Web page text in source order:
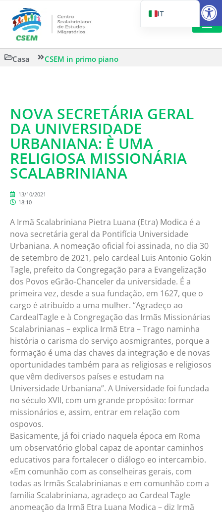
Casa CSEM in primo piano
NOVA SECRETÁRIA GERAL
DA UNIVERSIDADE
URBANIANA: È UMA
RELIGIOSA MISSIONÁRIA
SCALABRINIANA
13/10/2021
18:10
A Irmã Scalabriniana Pietra Luana (Etra) Modica é a
nova secretária geral da Pontifícia Universidade
Urbaniana. A nomeação oficial foi assinada, no dia 30
de setembro de 2021, pelo cardeal Luis Antonio Gokin
Tagle, prefeito da Congregação para a Evangelização
dos Povos eGrão-Chanceler da universidade. É a
primeira vez, desde a sua fundação, em 1627, que o
cargo é atribuído a uma mulher. “Agradeço ao
CardealTagle e à Congregação das Irmãs Missionárias
Scalabrinianas – explica Irmã Etra – Trago naminha
história o carisma do serviço aosmigrantes, porque a
formação é uma das chaves da integração e de novas
oportunidades também para as religiosas e religiosos
que vêm dediversos países e estudam na
Universidade Urbaniana”. A Universidade foi fundada
no século XVII, com um grande propósito: formar
missionários e, assim, entrar em relação com
ospovos.
Basicamente, já foi criado naquela época em Roma
um observatório global capaz de apontar caminhos
educativos para fortalecer o diálogo eo intercambio.
«Em comunhão com as conselheiras gerais, com
todas as Irmãs Scalabrinianas e em comunhão com a
família Scalabriniana, agradeço ao Cardeal Tagle
anomeação da Irmã Etra Luana Modica – diz Irmã
IT
EN